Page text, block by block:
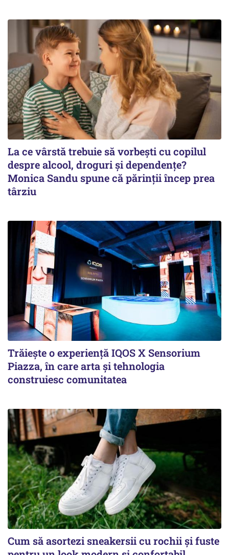
La ce vârstă trebuie să vorbești cu copilul
despre alcool, droguri și dependențe?
Monica Sandu spune că părinții încep prea
târziu
Trăiește o experiență IQOS X Sensorium
Piazza, în care arta și tehnologia
construiesc comunitatea
Cum să asortezi sneakersii cu rochii și fuste